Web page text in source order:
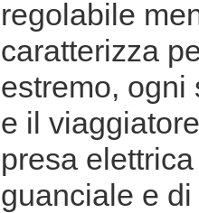
regolabile
caratterizza
estremo,
e il
presa
guanciale e